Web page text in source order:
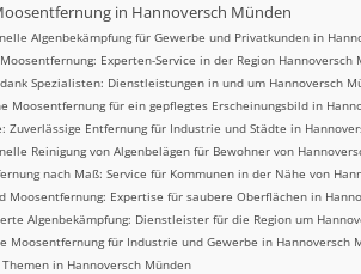
in Hannoversch Münden
Algenbekämpfung für Gewerbe und Privatkunden in
Experten-Service in der Region Hannoversch
Spezialisten: Dienstleistungen in und um Hannoversch
Moosentfernung für ein gepflegtes Erscheinungsbild in
Zuverlässige Entfernung für Industrie und Städte in
Reinigung von Algenbelägen für Bewohner von
nach Maß: Service für Kommunen in der Nähe von
Moosentfernung: Expertise für saubere Oberflächen in
Algenbekämpfung: Dienstleister für die Region um
Moosentfernung für Industrie und Gewerbe in Hannoversch
in Hannoversch Münden